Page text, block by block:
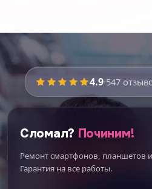
4.9·547
Сломал? Починим!
Ремонт смартфонов, планшетов
Гарантия на все работы.